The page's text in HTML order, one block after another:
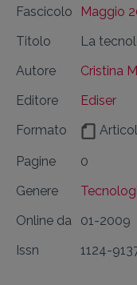
Fascicolo
Maggio
Titolo
La
Autore
Cristina
Editore
Ediser
Formato
Pagine
0
Genere
Online da
01-2009
Issn
1124-